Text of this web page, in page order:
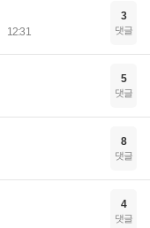
12:31
3
댓글
5
댓글
8
댓글
4
댓글